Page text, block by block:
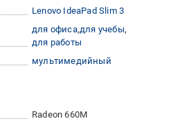
Lenovo IdeaPad Slim 3
для офиса для учебы
для работы
мультимедийный
Radeon 660M